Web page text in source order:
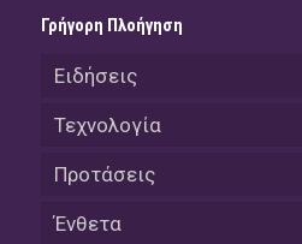
Γρήγορη Πλοήγηση
Ειδήσεις
Τεχνολογία
Προτάσεις
Ένθετα